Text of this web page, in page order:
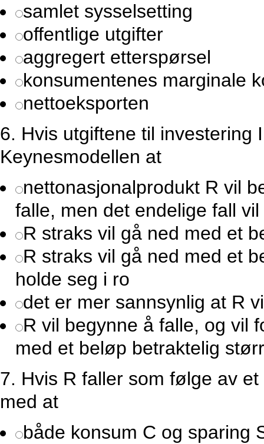
samlet sysselsetting
offentlige utgifter
aggregert etterspørsel
konsumentenes marginale
nettoeksporten
6. Hvis utgiftene til investering
Keynesmodellen at
nettonasjonalprodukt R vil
falle, men det endelige fall
R straks vil gå ned med et
R straks vil gå ned med et
holde seg i ro
det er mer sannsynlig at R
R vil begynne å falle, og vil
med et beløp betraktelig
7. Hvis R faller som følge av
med at
både konsum C og sparing